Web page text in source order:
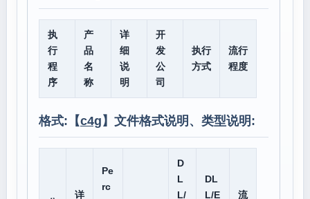
执
行
程
序
产
品
名
称
详
细
说
明
开
发
公
司
执行
方式
流行
程度
格式:【c4g 】文件格式说明、类型说明:
详
Pe
rc
D
L
L/
DL
L/E
流